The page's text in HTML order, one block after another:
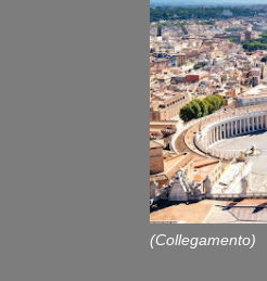
(Collegamento)